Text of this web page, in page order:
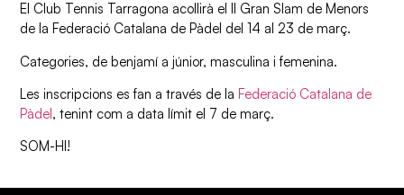
El Club Tennis Tarragona acollirà el II Gran Slam de Menors
de la Federació Catalana de Pàdel del 14 al 23 de març.
Categories, de benjamí a júnior, masculina i femenina.
Les inscripcions es fan a través de la Federació Catalana de
Pàdel, tenint com a data límit el 7 de març.
SOM-HI!